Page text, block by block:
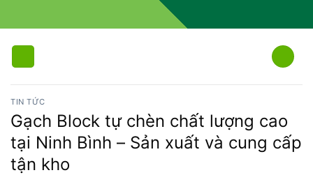
to
content
TIN TỨC
Gạch Block tự chèn chất lượng cao
tại Ninh Bình – Sản xuất và cung cấp
tận kho